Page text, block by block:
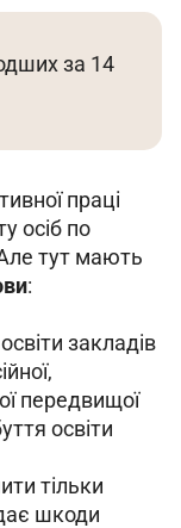
за 14
праці
осіб по
тут мають
:
закладів
передвищої
освіти
тільки
шкоди